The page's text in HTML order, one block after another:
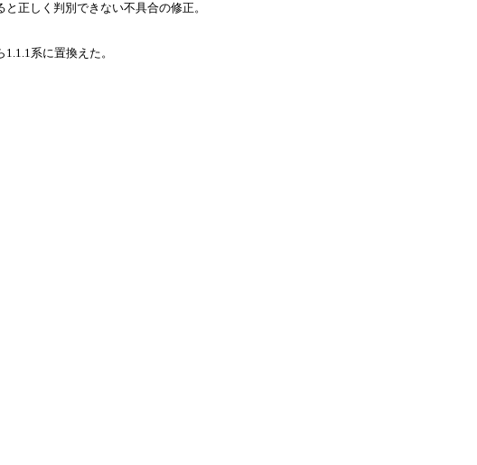
正しく判別できない不具合の修正。
系に置換えた。